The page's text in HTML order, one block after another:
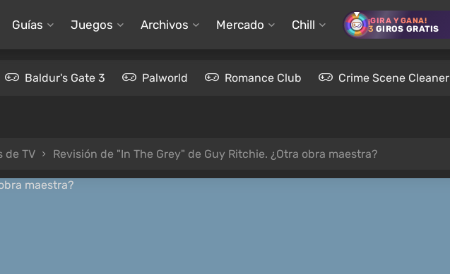
Guías Juegos Archivos Mercado Chill ¡GIRA Y GANA!
3 GIROS GRATIS
Baldur's Gate 3 Palworld Romance Club Crime Scene Cleaner
de TV Revisión de "In The Grey" de Guy Ritchie. ¿Otra obra maestra?